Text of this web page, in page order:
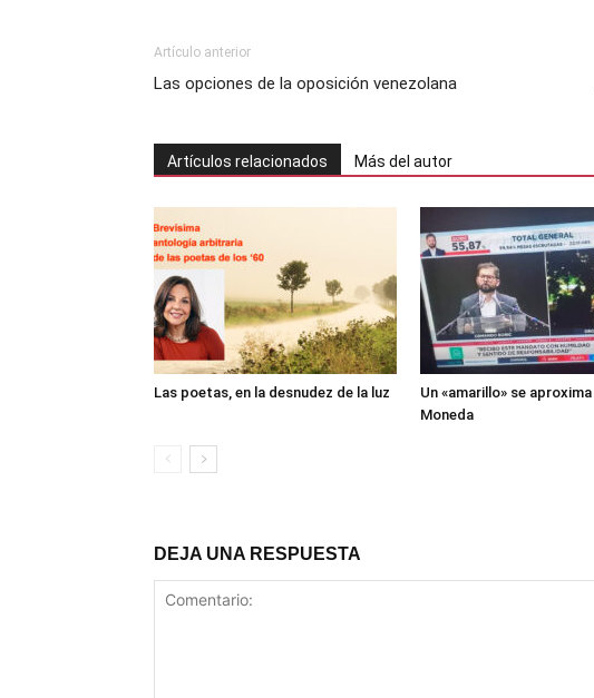
Artículo anterior
Las opciones de la oposición venezolana
Artículos relacionados Más del autor
Las poetas, en la desnudez de la luz
Un «amarillo» se aproxima
Moneda
DEJA UNA RESPUESTA